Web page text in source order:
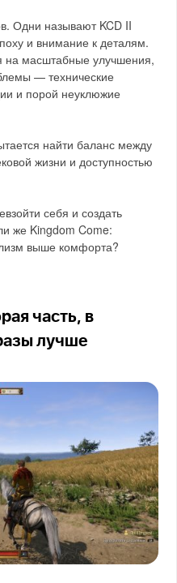
Одни называют KCD II
и внимание к деталям.
на масштабные улучшения,
— технические
и порой неуклюжие
найти баланс между
жизни и доступностью
себя и создать
же Kingdom Come:
выше комфорта?
часть, в
лучше